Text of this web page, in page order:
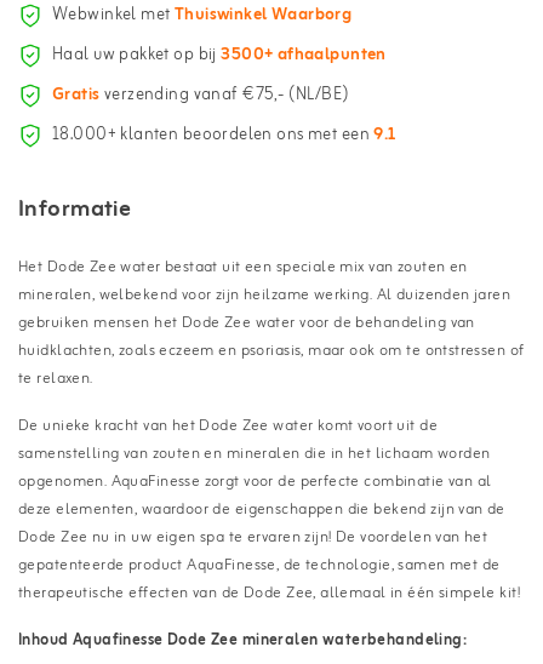
Webwinkel metThuiswinkel Waarborg
Haal uw pakket op bij3500+ afhaalpunten
Gratisverzending vanaf €75,- (NL/BE)
18.000+ klanten beoordelen ons met een9.1
Informatie
Het Dode Zee water bestaat uit een speciale mix van zouten en
mineralen, welbekend voor zijn heilzame werking. Al duizenden jaren
gebruiken mensen het Dode Zee water voor de behandeling van
huidklachten, zoals eczeem en psoriasis, maar ook om te ontstressen of
te relaxen.
De unieke kracht van het Dode Zee water komt voort uit de
samenstelling van zouten en mineralen die in het lichaam worden
opgenomen. AquaFinesse zorgt voor de perfecte combinatie van al
deze elementen, waardoor de eigenschappen die bekend zijn van de
Dode Zee nu in uw eigen spa te ervaren zijn! De voordelen van het
gepatenteerde product AquaFinesse, de technologie, samen met de
therapeutische effecten van de Dode Zee, allemaal in één simpele kit!
Inhoud Aquafinesse Dode Zee mineralen waterbehandeling: